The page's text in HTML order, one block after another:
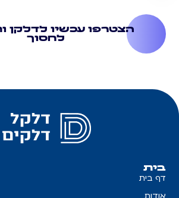
הצטרפו עכשיו לדלקן
לחסוך
בית
דף בית